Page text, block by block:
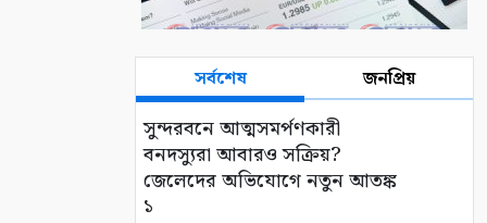
সর্বশেষ জনপ্রিয়
সুন্দরবনে আত্মসমর্পণকারী
বনদস্যুরা আবারও সক্রিয়?
জেলেদের অভিযোগে নতুন আতঙ্ক
১